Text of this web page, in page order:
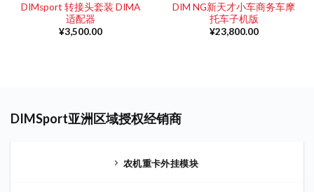
DIMsport 转接头套装 DIMA
适配器
¥3,500.00
DIM NG新天才小车商务车摩
托车子机版
¥23,800.00
DIMSport亚洲区域授权经销商
农机重卡外挂模块